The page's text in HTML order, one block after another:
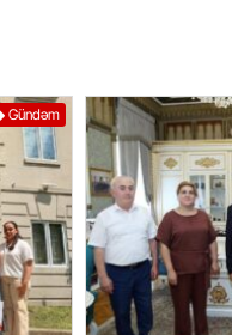
Gündəm